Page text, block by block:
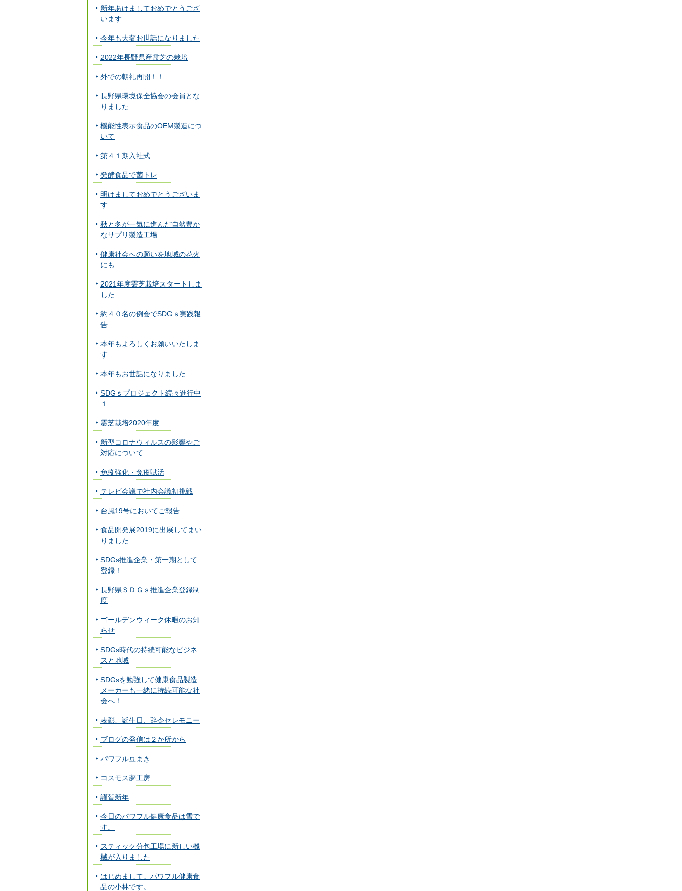
新年あけましておめでとうござ
います
今年も大変お世話になりました
2022年長野県産霊芝の栽培
外での朝礼再開！！
長野県環境保全協会の会員とな
りました
機能性表示食品のOEM製造につ
いて
第４１期入社式
発酵食品で菌トレ
明けましておめでとうございま
す
秋と冬が一気に進んだ自然豊か
なサプリ製造工場
健康社会への願いを地域の花火
にも
2021年度霊芝栽培スタートしま
した
約４０名の例会でSDGｓ実践報
告
本年もよろしくお願いいたしま
す
本年もお世話になりました
SDGｓプロジェクト続々進行中
１
霊芝栽培2020年度
新型コロナウィルスの影響やご
対応について
免疫強化・免疫賦活
テレビ会議で社内会議初挑戦
台風19号においてご報告
食品開発展2019に出展してまい
りました
SDGs推進企業・第一期として
登録！
長野県ＳＤＧｓ推進企業登録制
度
ゴールデンウィーク休暇のお知
らせ
SDGs時代の持続可能なビジネ
スと地域
SDGsを勉強して健康食品製造
メーカーも一緒に持続可能な社
会へ！
表彰、誕生日、辞令セレモニー
ブログの発信は２か所から
パワフル豆まき
コスモス夢工房
謹賀新年
今日のパワフル健康食品は雪で
す。
スティック分包工場に新しい機
械が入りました
はじめまして。パワフル健康食
品の小林です。